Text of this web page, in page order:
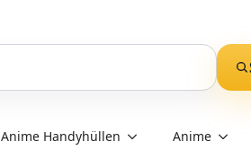
Anime Handyhüllen Anime